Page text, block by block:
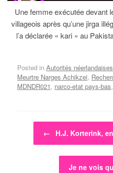
Une femme exécutée devant
villageois après qu’une jirga
l’a déclarée « kari » au
Posted in Autorités néerlandaises
Meurtre Narges Achikzei,
MDNDR021, narco-etat pays-bas,
← H.J. Korterink,
Je ne vois